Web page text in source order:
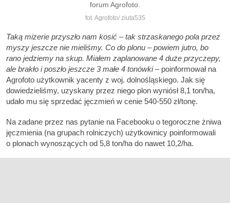
forum Agrofoto.
fot. Agrofoto/ ziuta535
Taką mizerie przyszło nam kosić – tak strzaskanego pola przez
myszy jeszcze nie mieliśmy. Co do plonu – powiem jutro, bo
rano jedziemy na skup. Miałem zaplanowane 4 duże przyczepy,
ale brakło i poszło jeszcze 3 małe 4 tonówki– poinformował na
Agrofoto użytkownik yacenty z woj. dolnośląskiego. Jak się
dowiedzieliśmy, uzyskany przez niego plon wyniósł 8,1 ton/ha,
udało mu się sprzedać jęczmień w cenie 540-550 zł/tonę.
Na zadane przez nas pytanie na Facebooku o tegoroczne żniwa
jęczmienia (na grupach rolniczych) użytkownicy poinformowali
o plonach wynoszących od 5,8 ton/ha do nawet 10,2/ha.